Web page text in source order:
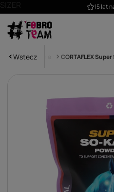
15 lat
Wstecz
wyciszenie CORTAFLEX